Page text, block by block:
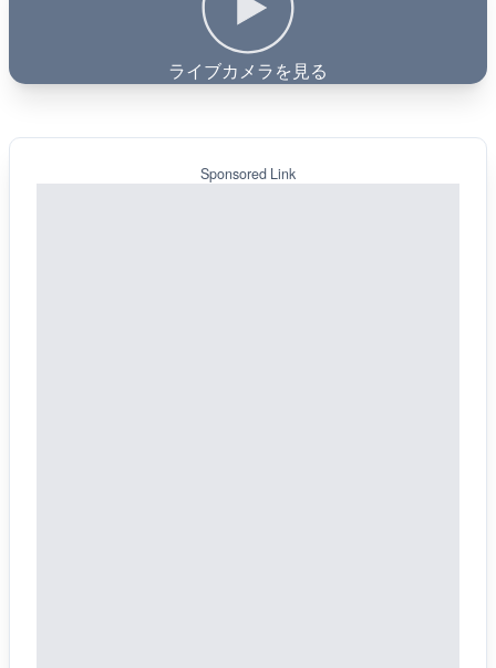
ライブカメラを見る
Sponsored Link